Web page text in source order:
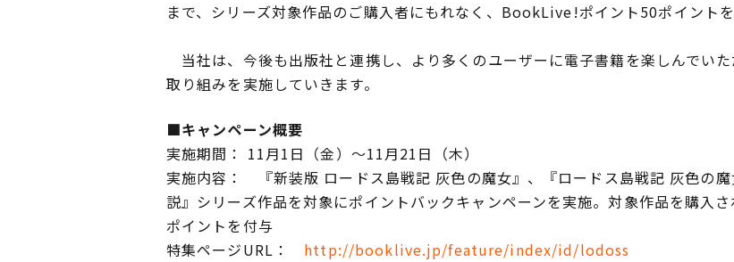
まで、シリーズ対象作品のご購入者にもれなく、BookLive!ポイント50ポイントを
当社は、今後も出版社と連携し、より多くのユーザーに電子書籍を楽しんでい
取り組みを実施していきます。
■キャンペーン概要
実施期間： 11月1日（金）～11月21日（木）
実施内容： 『新装版 ロードス島戦記 灰色の魔女』、『ロードス島戦記 灰色の
説』シリーズ作品を対象にポイントバックキャンペーンを実施。対象作品を購
ポイントを付与
特集ページURL： http://booklive.jp/feature/index/id/lodoss